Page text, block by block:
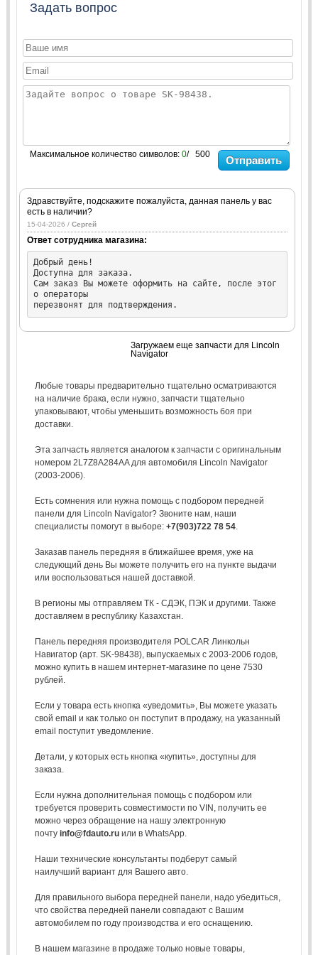
Задать вопрос
Максимальное количество символов: 0/ 500 Отправить
Здравствуйте, подскажите пожалуйста, данная панель у вас
есть в наличии?
15-04-2026 / Сергей
Ответ сотрудника магазина:
Добрый день!
Доступна для заказа.
Сам заказ Вы можете оформить на сайте, после этог
о операторы
перезвонят для подтверждения.
Загружаем еще запчасти для Lincoln
Navigator
Любые товары предварительно тщательно осматриваются
на наличие брака, если нужно, запчасти тщательно
упаковывают, чтобы уменьшить возможность боя при
доставки.
Эта запчасть является аналогом к запчасти с оригинальным
номером 2L7Z8A284AA для автомобиля Lincoln Navigator
(2003-2006).
Есть сомнения или нужна помощь с подбором передней
панели для Lincoln Navigator? Звоните нам, наши
специалисты помогут в выборе: +7(903)722 78 54.
Заказав панель передняя в ближайшее время, уже на
следующий день Вы можете получить его на пункте выдачи
или воспользоваться нашей доставкой.
В регионы мы отправляем ТК - СДЭК, ПЭК и другими. Также
доставляем в республику Казахстан.
Панель передняя производителя POLCAR Линкольн
Навигатор (арт. SK-98438), выпускаемых с 2003-2006 годов,
можно купить в нашем интернет-магазине по цене 7530
рублей.
Если у товара есть кнопка «уведомить», Вы можете указать
свой email и как только он поступит в продажу, на указанный
email поступит уведомление.
Детали, у которых есть кнопка «купить», доступны для
заказа.
Если нужна дополнительная помощь с подбором или
требуется проверить совместимости по VIN, получить ее
можно через обращение на нашу электронную
почту info@fdauto.ruили в WhatsApp.
Наши технические консультанты подберут самый
наилучший вариант для Вашего авто.
Для правильного выбора передней панели, надо убедиться,
что свойства передней панели совпадают с Вашим
автомобилем по году производства и его оснащению.
В нашем магазине в продаже только новые товары,